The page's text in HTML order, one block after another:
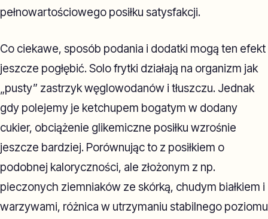
pełnowartościowego posiłku satysfakcji.
Co ciekawe, sposób podania i dodatki mogą ten efekt
jeszcze pogłębić. Solo frytki działają na organizm jak
„pusty” zastrzyk węglowodanów i tłuszczu. Jednak
gdy polejemy je ketchupem bogatym w dodany
cukier, obciążenie glikemiczne posiłku wzrośnie
jeszcze bardziej. Porównując to z posiłkiem o
podobnej kaloryczności, ale złożonym z np.
pieczonych ziemniaków ze skórką, chudym białkiem i
warzywami, różnica w utrzymaniu stabilnego poziomu